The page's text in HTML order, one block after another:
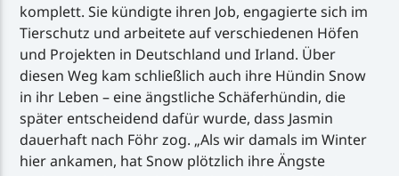
komplett. Sie kündigte ihren Job, engagierte sich im
Tierschutz und arbeitete auf verschiedenen Höfen
und Projekten in Deutschland und Irland. Über
diesen Weg kam schließlich auch ihre Hündin Snow
in ihr Leben – eine ängstliche Schäferhündin, die
später entscheidend dafür wurde, dass Jasmin
dauerhaft nach Föhr zog. „Als wir damals im Winter
hier ankamen, hat Snow plötzlich ihre Ängste